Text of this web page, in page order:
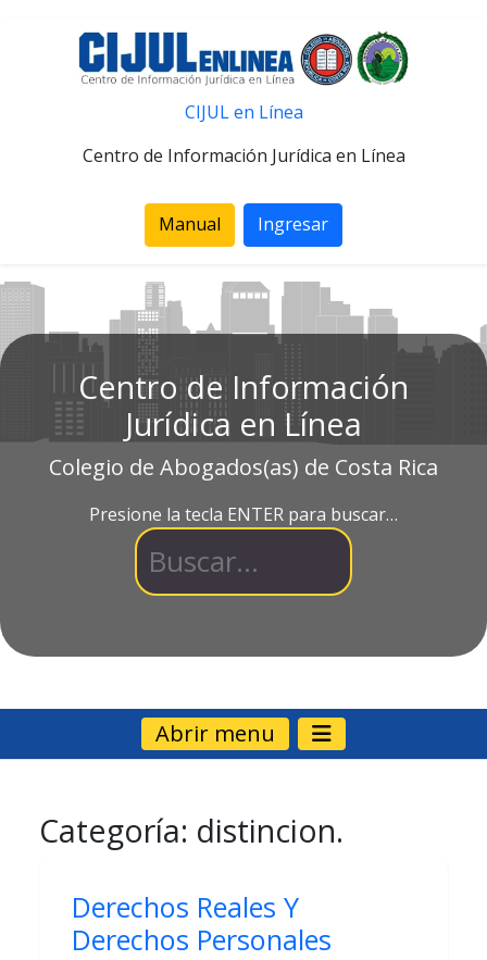
CIJUL en Línea
Centro de Información Jurídica en Línea
Manual Ingresar
Centro de Información
Jurídica en Línea
Colegio de Abogados(as) de Costa Rica
Presione la tecla ENTER para buscar…
Abrir menu
Categoría: distincion.
Derechos Reales Y
Derechos Personales